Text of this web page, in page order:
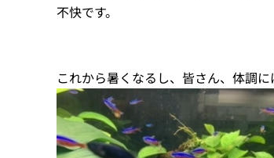
不快です。
これから暑くなるし、皆さん、体調